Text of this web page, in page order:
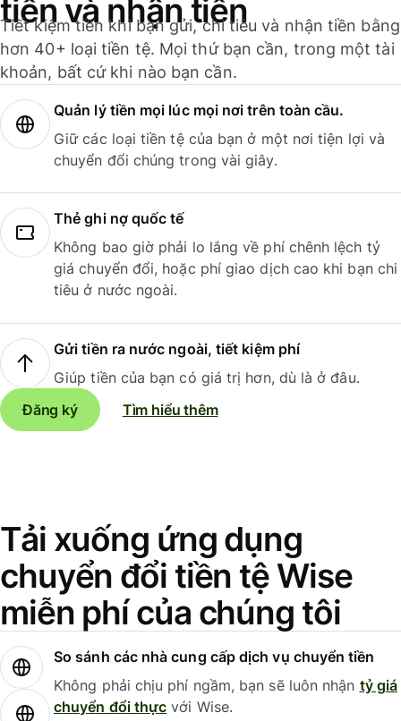
tiền và nhận tiền
Tiết kiệm tiền khi bạn gửi, chi tiêu và nhận tiền bằng
hơn 40+ loại tiền tệ. Mọi thứ bạn cần, trong một tài
khoản, bất cứ khi nào bạn cần.
Quản lý tiền mọi lúc mọi nơi trên toàn cầu.
Giữ các loại tiền tệ của bạn ở một nơi tiện lợi và
chuyển đổi chúng trong vài giây.
Thẻ ghi nợ quốc tế
Không bao giờ phải lo lắng về phí chênh lệch tỷ
giá chuyển đổi, hoặc phí giao dịch cao khi bạn chi
tiêu ở nước ngoài.
Gửi tiền ra nước ngoài, tiết kiệm phí
Giúp tiền của bạn có giá trị hơn, dù là ở đâu.
Đăng ký
Tìm hiểu thêm
Tải xuống ứng dụng
chuyển đổi tiền tệ Wise
miễn phí của chúng tôi
So sánh các nhà cung cấp dịch vụ chuyển tiền
Không phải chịu phí ngầm, bạn sẽ luôn nhận tỷ giá
chuyển đổi thực với Wise.